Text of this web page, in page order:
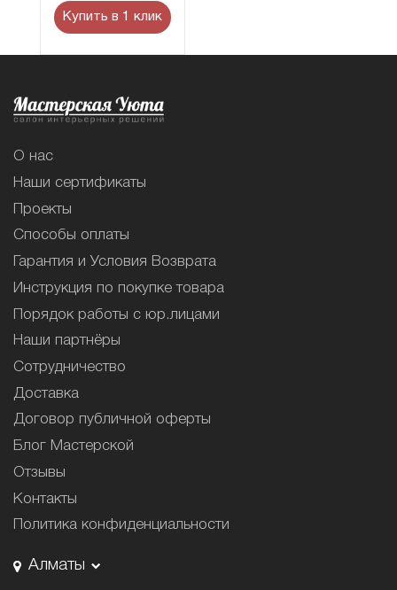
Купить в 1 клик
О нас
Наши сертификаты
Проекты
Способы оплаты
Гарантия и Условия Возврата
Инструкция по покупке товара
Порядок работы с юр.лицами
Наши партнёры
Сотрудничество
Доставка
Договор публичной оферты
Блог Мастерской
Отзывы
Контакты
Политика конфиденциальности
Алматы